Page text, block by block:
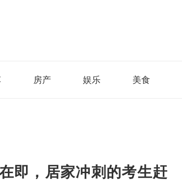
房产 娱乐 美食
即，居家冲刺的考生赶